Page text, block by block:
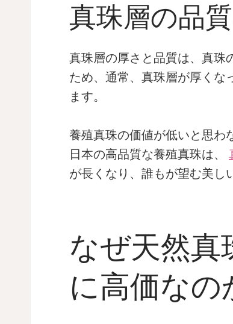
真珠層の品
真珠層の厚さと品質は、真珠
ため、通常、真珠層が厚くな
ます。
養殖真珠の価値が低いと思わ
日本の高品質な養殖真珠は、
が長くなり、誰もが望む美し
なぜ天然真
に高価なの